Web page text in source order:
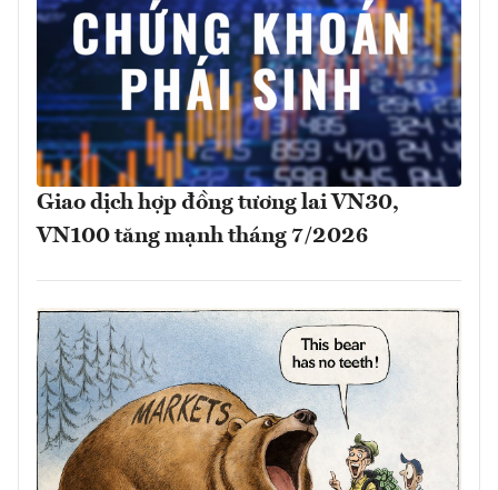
Giao dịch hợp đồng tương lai VN30,
VN100 tăng mạnh tháng 7/2026